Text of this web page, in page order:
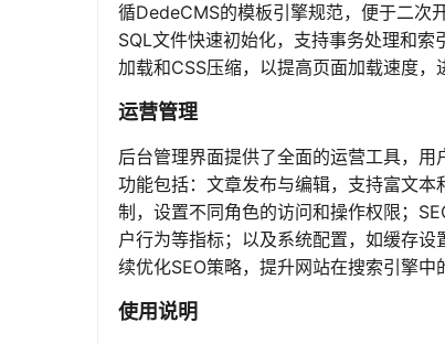
循DedeCMS的模板引擎规范，便于二次
SQL文件快速初始化，支持事务处理和
加载和CSS压缩，以提高页面加载速度，
运营管理
后台管理界面提供了全面的运营工具，
功能包括：文章发布与编辑，支持富文
制，设置不同角色的访问和操作权限；
户行为等指标；以及系统配置，如缓存
续优化SEO策略，提升网站在搜索引擎中
使用说明